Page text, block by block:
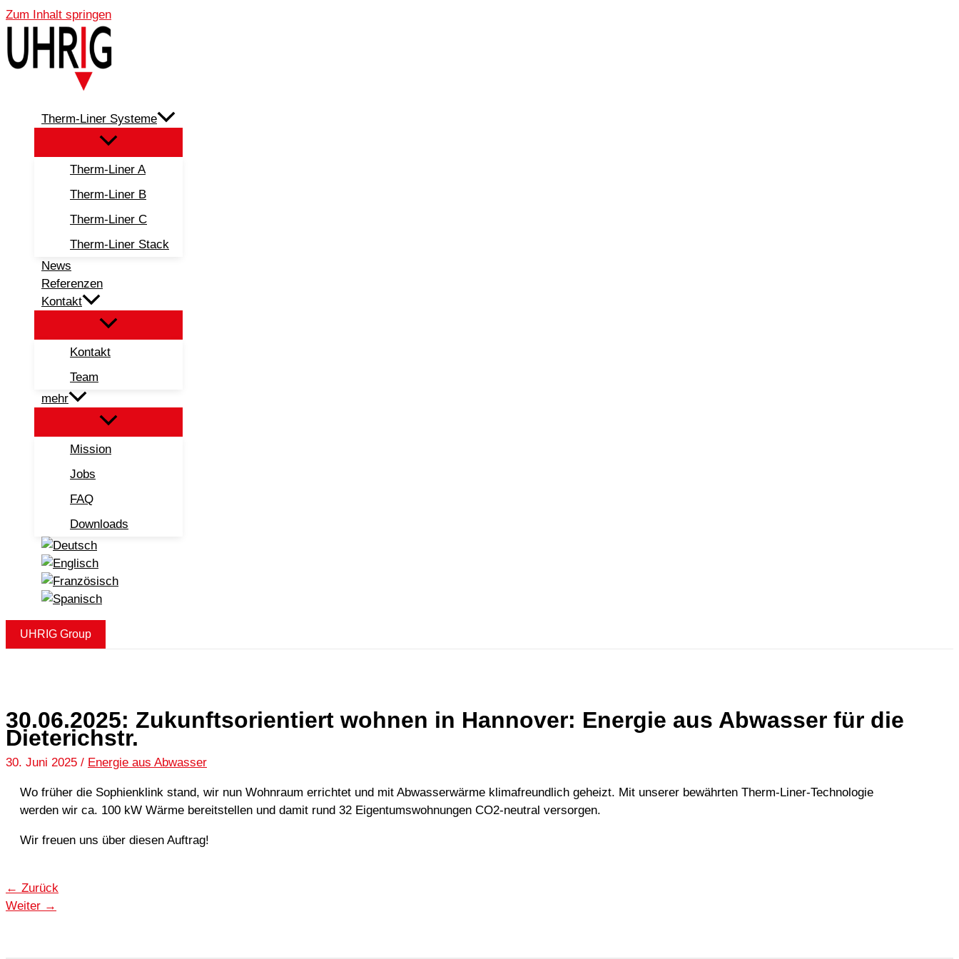
Zum Inhalt springen
Therm-Liner Systeme
Therm-Liner A
Therm-Liner B
Therm-Liner C
Therm-Liner Stack
News
Referenzen
Kontakt
Kontakt
Team
mehr
Mission
Jobs
FAQ
Downloads
UHRIG Group
30.06.2025: Zukunftsorientiert wohnen in Hannover: Energie aus Abwasser für die
Dieterichstr.
30. Juni 2025 / Energie aus Abwasser
Wo früher die Sophienklink stand, wir nun Wohnraum errichtet und mit Abwasserwärme klimafreundlich geheizt. Mit unserer bewährten Therm-Liner-Technologie
werden wir ca. 100 kW Wärme bereitstellen und damit rund 32 Eigentumswohnungen CO2-neutral versorgen.
Wir freuen uns über diesen Auftrag!
← Zurück
Weiter →